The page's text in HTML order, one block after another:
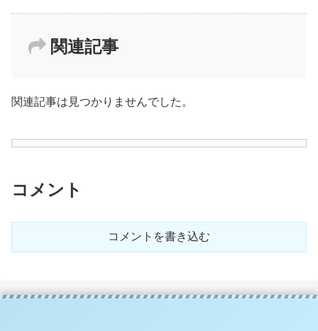
関連記事
関連記事は見つかりませんでした。
コメント
コメントを書き込む